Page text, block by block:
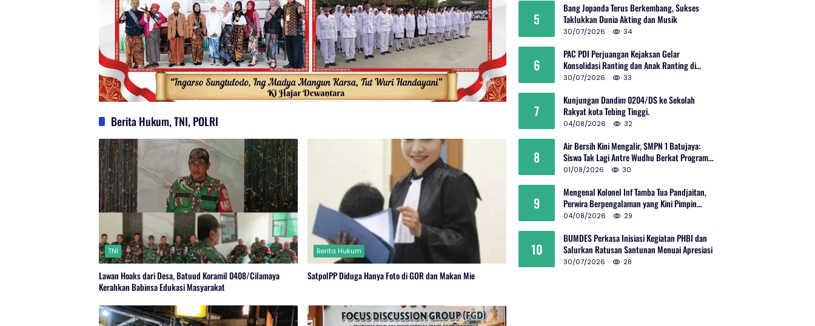
Berita Hukum, TNI, POLRI
TNI
Lawan Hoaks dari Desa, Batuud Koramil 0408/Cilamaya
Kerahkan Babinsa Edukasi Masyarakat
Berita Hukum
SatpolPP Diduga Hanya Foto di GOR dan Makan Mie
5
Bang Jopanda Terus Berkembang, Sukses
Taklukkan Dunia Akting dan Musik
30/07/2026 34
6
PAC PDI Perjuangan Kejaksan Gelar
Konsolidasi Ranting dan Anak Ranting di
Kebon Baru
30/07/2026 33
7
Kunjungan Dandim 0204/DS ke Sekolah
Rakyat kota Tebing Tinggi.
04/08/2026 32
8
Air Bersih Kini Mengalir, SMPN 1 Batujaya:
Siswa Tak Lagi Antre Wudhu Berkat Program
TNI AD
01/08/2026 30
9
Mengenal Kolonel Inf Tamba Tua Pandjaitan,
Perwira Berpengalaman yang Kini Pimpin
Sektor 10 Citarum Harum
04/08/2026 29
10
BUMDES Perkasa Inisiasi Kegiatan PHBI dan
Salurkan Ratusan Santunan Menuai Apresiasi
30/07/2026 28